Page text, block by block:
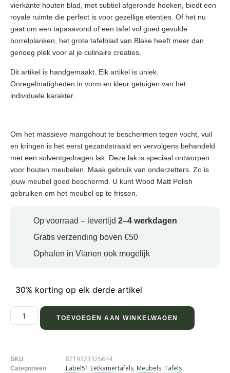
vierkante houten blad, met subtiel afgeronde hoeken, biedt een
royale ruimte die perfect is voor gezellige etentjes. Of het nu
gaat om een tapasavond of een tafel vol goed gevulde
borrelplanken, het grote tafelblad van Blake heeft meer dan
genoeg plek voor al je culinaire creaties.
Dit artikel is handgemaakt. Elk artikel is uniek.
Onregelmatigheden in vorm en kleur getuigen van het
individuele karakter.
Om het massieve mangohout te beschermen tegen vocht, vuil
en kringen is het eerst gezandstraald en vervolgens behandeld
met een solventgedragen lak. Deze lak is speciaal ontworpen
voor houten meubelen. Maak gebruik van onderzetters. Zo is
jouw meubel goed beschermd. U kunt Wood Matt Polish
gebruiken om het meubel op te frissen.
Op voorraad – levertijd 2–4 werkdagen
Gratis verzending boven €50
Ophalen in Vianen ook mogelijk
30% korting op elk derde artikel
TOEVOEGEN AAN WINKELWAGEN
SKU 8719323326644
Categorieën Label51 Eetkamertafels, Meubels, Tafels